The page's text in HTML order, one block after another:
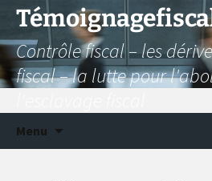
Aller
contenu
Contrôle fiscal – les
fiscal – la lutte pour
Menu